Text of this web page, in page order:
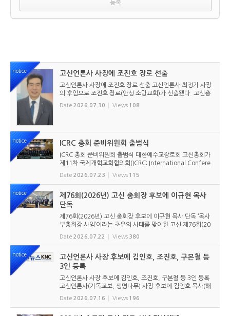
notice 고신언론사 사장에 조진호 장로 선출
고신언론사 사장에 조진호 장로 선출 고신언론사 최정기 사장
의 후임으로 조진호 장로(안성 소망교회)가 선출됐다. 고신총
회 유지재단 이사회는 2026년 7월 30일(목) 오전 11시 고신
총회회관 3층에서 임시이사회를 열고, 조진호 장로를 차기 사
Date 2026.07.30 Views 108
notice ICRC 총회 준비위원회 출범식
ICRC 총회 준비위원회 출범식 대한예수교장로회 고신총회가
제11차 국제개혁교회협의회(ICRC; International Confere
nce of Reformed Churches) 총회를 앞두고 본격적인 준비
에 들어갔다. 2026년 7월 20일 서울 남서울교회에서 ‘ICRC
Date 2026.07.23 Views 115
notice
제76회(2026년) 고신 총회장 후보에 이규현 목사
단독
제76회(2026년) 고신 총회장 후보에 이규현 목사 단독 ‘목사
부총회장 사임’이라는 초유의 사태를 맞이한 고신 제76회(20
26년) 총회장 후보에 이규현 목사(인천노회) 단독으로 입후보
했다. 6월 9일 경남마산노회의 추천을 받아 입후보했던 강영
Date 2026.07.22 Views 380
notice
고신언론사 사장 후보에 김인호, 조진호, 구본철 등
3인 등록
고신언론사 사장 후보에 김인호, 조진호, 구본철 등 3인 등록
고신언론사(기독교보, 생명나무) 사장 후보에 김인호 목사(해
오름교회), 조진호 장로(소망교회), 구본철 장로(남서울교회)
가 등록했다. 당초 김희종 목사(유호교회)도 거론되었으나 최
Date 2026.07.16 Views 196